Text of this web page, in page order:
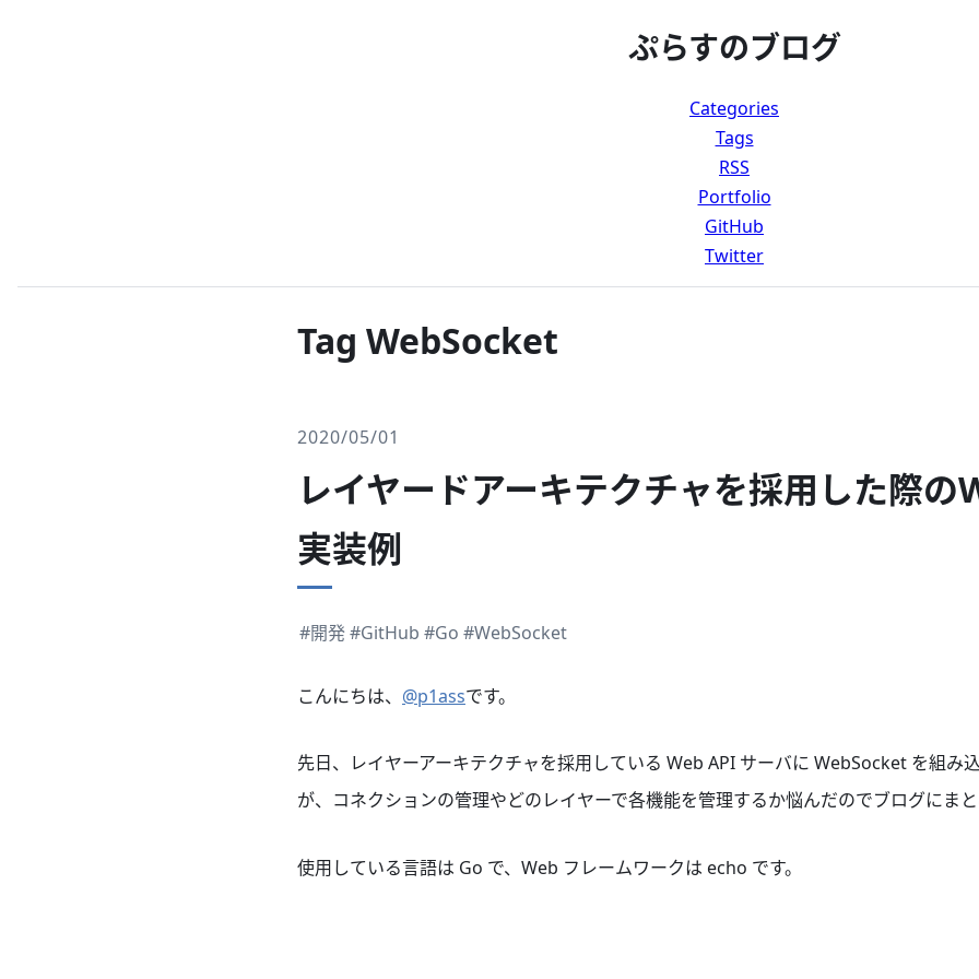
ぷらすのブログ
Categories
Tags
RSS
Portfolio
GitHub
Twitter
Tag WebSocket
2020/05/01
レイヤードアーキテクチャを採用した際
実装例
#開発#GitHub #Go #WebSocket
こんにちは、 @p1assです。
先日、レイヤーアーキテクチャを採用している Web API サーバに WebSocket を組み
が、コネクションの管理やどのレイヤーで各機能を管理するか悩んだのでブログにまと
使用している言語は Go で、Web フレームワークは echo です。